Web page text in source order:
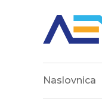
Naslovnica